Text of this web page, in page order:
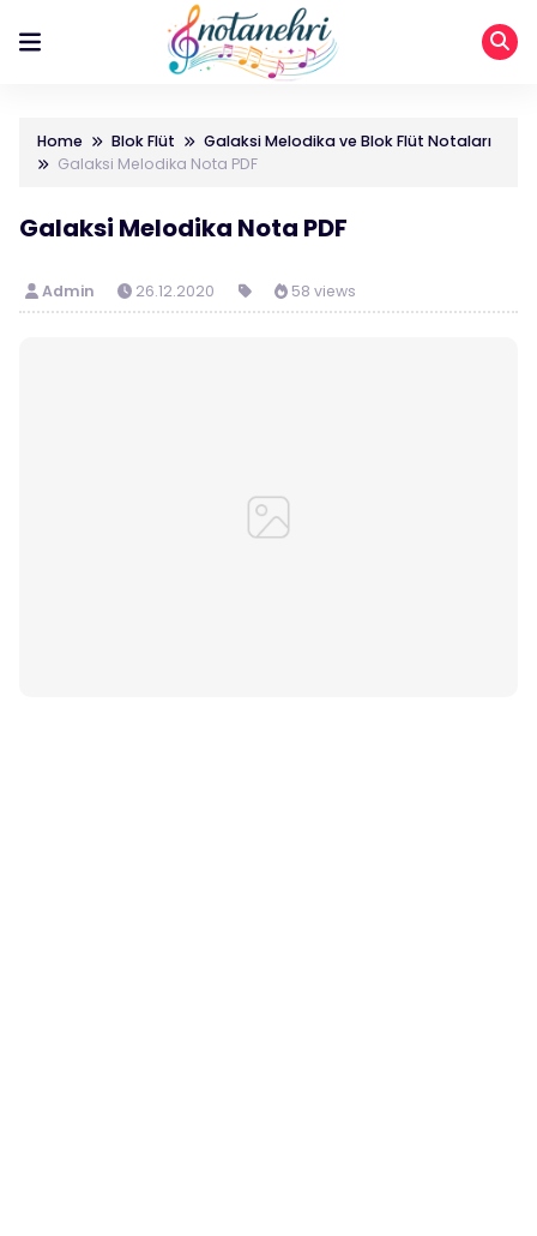
Home Blok Flüt
Galaksi Melodika ve Blok Flüt Notaları
Galaksi Melodika Nota PDF
Galaksi Melodika Nota PDF
Admin 26.12.2020 58 views